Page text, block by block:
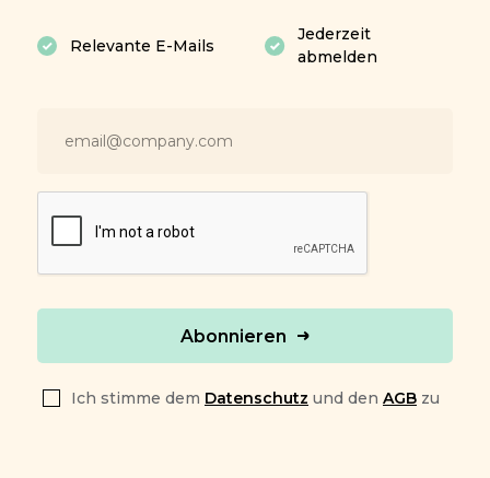
Relevante E-Mails
Jederzeit
abmelden
Abonnieren
Ich stimme dem Datenschutz und den AGB zu